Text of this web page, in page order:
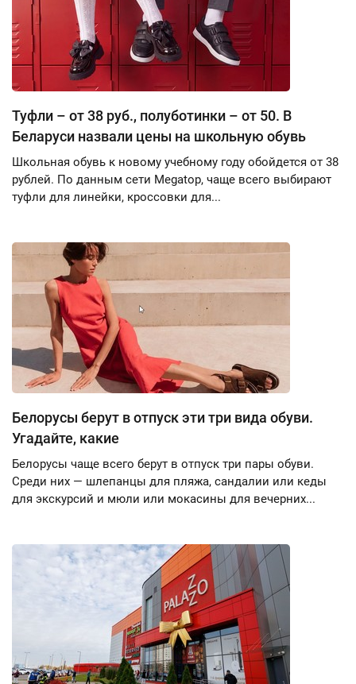
Туфли – от 38 руб., полуботинки – от 50. В
Беларуси назвали цены на школьную обувь
Школьная обувь к новому учебному году обойдется от 38
рублей. По данным сети Megatop, чаще всего выбирают
туфли для линейки, кроссовки для...
Белорусы берут в отпуск эти три вида обуви.
Угадайте, какие
Белорусы чаще всего берут в отпуск три пары обуви.
Среди них — шлепанцы для пляжа, сандалии или кеды
для экскурсий и мюли или мокасины для вечерних...